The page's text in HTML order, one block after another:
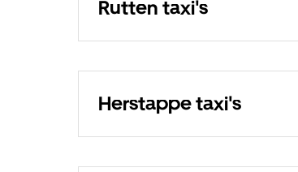
Rutten taxi's
Herstappe taxi's